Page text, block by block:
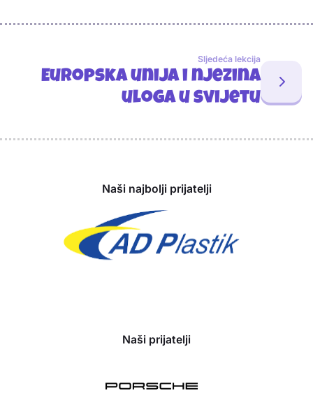
Sljedeća lekcija
Europska unija i njezina
uloga u svijetu
Naši najbolji prijatelji
Naši prijatelji